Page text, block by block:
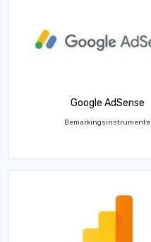
Google AdSense
Bemarkingsinstrumente